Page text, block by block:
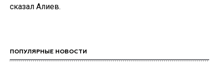
сказал Алиев.
ПОПУЛЯРНЫЕ НОВОСТИ